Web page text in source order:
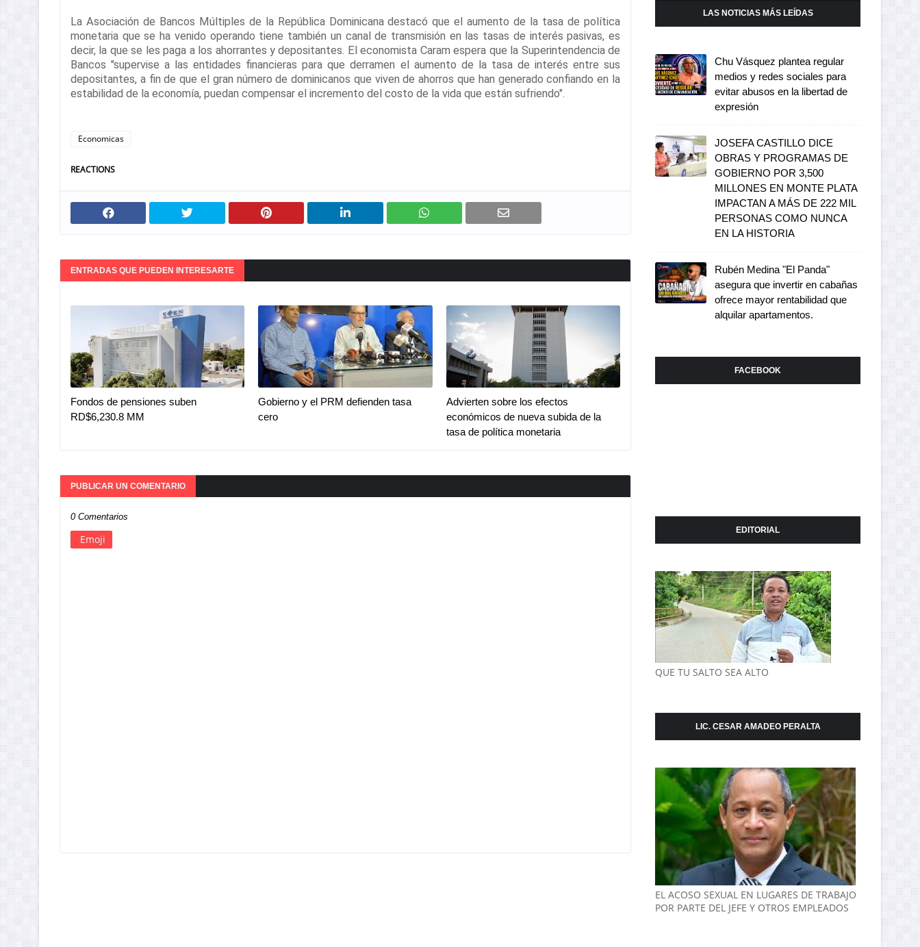
La Asociación de Bancos Múltiples de la República Dominicana destacó que el aumento de la tasa de política
monetaria que se ha venido operando tiene también un canal de transmisión en las tasas de interés pasivas, es
decir, la que se les paga a los ahorrantes y depositantes. El economista Caram espera que la Superintendencia de
Bancos "supervise a las entidades financieras para que derramen el aumento de la tasa de interés entre sus
depositantes, a fin de que el gran número de dominicanos que viven de ahorros que han generado confiando en la
estabilidad de la economía, puedan compensar el incremento del costo de la vida que están sufriendo".
Economicas
REACTIONS
ENTRADAS QUE PUEDEN INTERESARTE
Fondos de pensiones suben
RD$6,230.8 MM
Gobierno y el PRM defienden tasa
cero
Advierten sobre los efectos
económicos de nueva subida de la
tasa de política monetaria
PUBLICAR UN COMENTARIO
0 Comentarios
Emoji
LAS NOTICIAS MÁS LEÍDAS
Chu Vásquez plantea regular
medios y redes sociales para
evitar abusos en la libertad de
expresión
JOSEFA CASTILLO DICE
OBRAS Y PROGRAMAS DE
GOBIERNO POR 3,500
MILLONES EN MONTE PLATA
IMPACTAN A MÁS DE 222 MIL
PERSONAS COMO NUNCA
EN LA HISTORIA
Rubén Medina "El Panda"
asegura que invertir en cabañas
ofrece mayor rentabilidad que
alquilar apartamentos.
FACEBOOK
EDITORIAL
QUE TU SALTO SEA ALTO
LIC. CESAR AMADEO PERALTA
EL ACOSO SEXUAL EN LUGARES DE TRABAJO
POR PARTE DEL JEFE Y OTROS EMPLEADOS